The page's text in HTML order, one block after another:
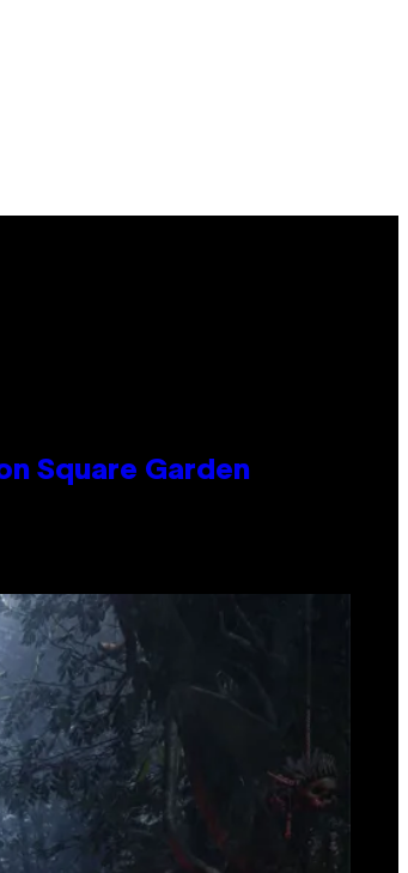
Square Garden